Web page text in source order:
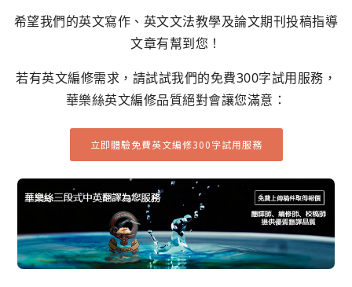
希望我們的英文寫作、英文文法教學及論文期刊投稿指導
文章有幫到您！
若有英文編修需求，請試試我們的免費300字試用服務，
華樂絲英文編修品質絕對會讓您滿意：
立即體驗免費英文編修300字試用服務